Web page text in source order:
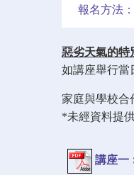
報名方法：
惡劣天氣的特
如講座舉行當
家庭與學校合
*未經資料提
講座一